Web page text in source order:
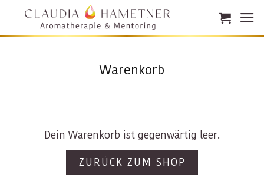
Warenkorb
Dein Warenkorb ist gegenwärtig leer.
ZURÜCK ZUM SHOP